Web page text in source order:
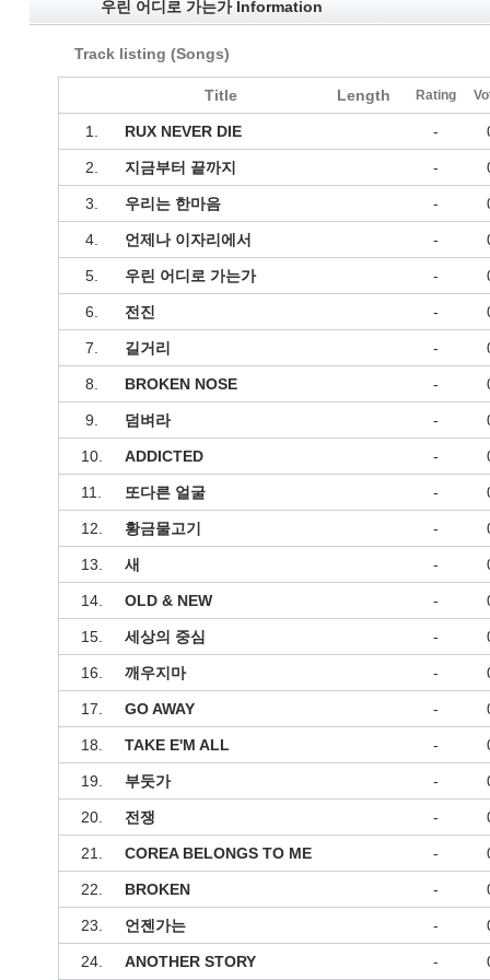
우린 어디로 가는가 Information
Track listing (Songs)
Title Length Rating
1. RUX NEVER DIE -
2. 지금부터 끝까지 -
3. 우리는 한마음 -
4. 언제나 이자리에서 -
5. 우린 어디로 가는가 -
6. 전진 -
7. 길거리 -
8. BROKEN NOSE -
9. 덤벼라 -
10. ADDICTED -
11. 또다른 얼굴 -
12. 황금물고기 -
13. 새 -
14. OLD & NEW -
15. 세상의 중심 -
16. 깨우지마 -
17. GO AWAY -
18. TAKE E'M ALL -
19. 부둣가 -
20. 전쟁 -
21. COREA BELONGS TO ME -
22. BROKEN -
23. 언젠가는 -
24. ANOTHER STORY -